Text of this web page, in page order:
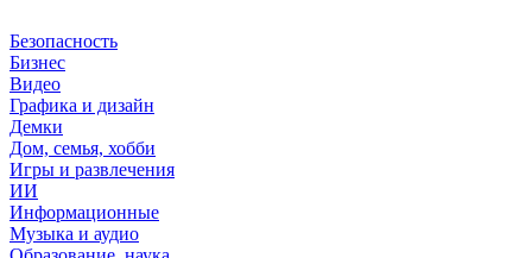
Безопасность
Бизнес
Видео
Графика и дизайн
Демки
Дом, семья, хобби
Игры и развлечения
ИИ
Информационные
Музыка и аудио